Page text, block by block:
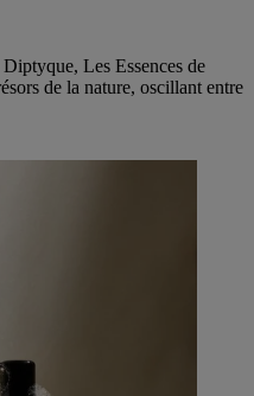
Les Essences de
de la nature, oscillant entre